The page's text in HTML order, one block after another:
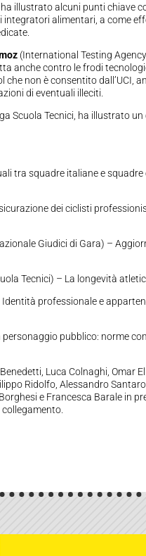
illustrato alcuni punti chiave
alimentari, a come
(International Testing
anche contro le frodi
non è consentito dall’UCI,
di eventuali illeciti.
Scuola Tecnici, ha illustrato
tra squadre italiane e
dei ciclisti
Giudici di Gara) –
Tecnici) – La longevità
professionale e
personaggio pubblico: norme
Luca Colnaghi, Omar
Ridolfo, Alessandro
e Francesca Barale in